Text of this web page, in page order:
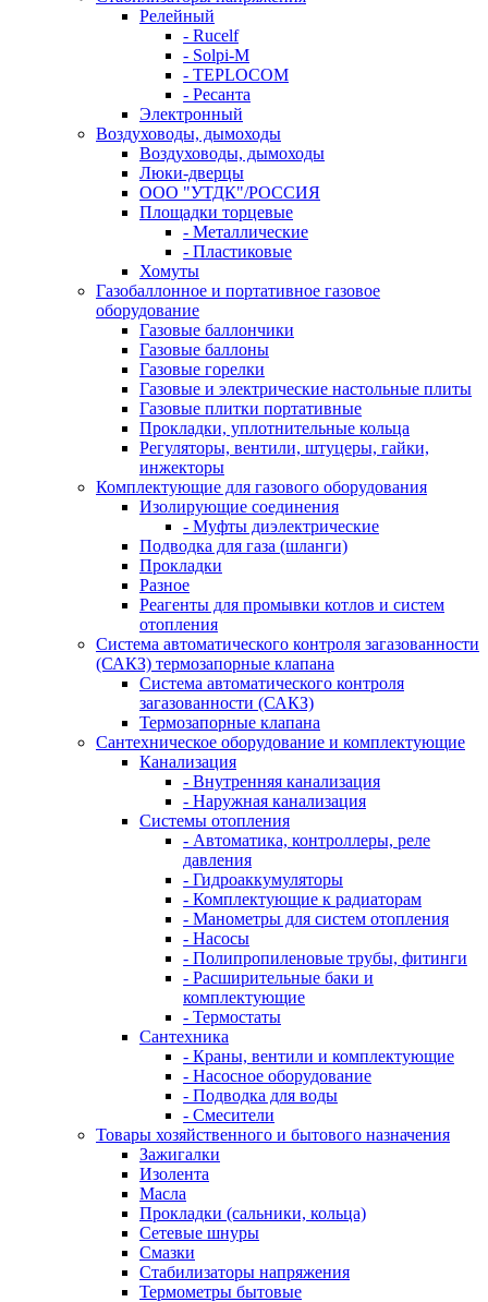
Релейный
- Rucelf
- Solpi-M
- TEPLOCOM
- Ресанта
Электронный
Воздуховоды, дымоходы
Воздуховоды, дымоходы
Люки-дверцы
ООО "УТДК"/РОССИЯ
Площадки торцевые
- Металлические
- Пластиковые
Хомуты
Газобаллонное и портативное газовое
оборудование
Газовые баллончики
Газовые баллоны
Газовые горелки
Газовые и электрические настольные плиты
Газовые плитки портативные
Прокладки, уплотнительные кольца
Регуляторы, вентили, штуцеры, гайки,
инжекторы
Комплектующие для газового оборудования
Изолирующие соединения
- Муфты диэлектрические
Подводка для газа (шланги)
Прокладки
Разное
Реагенты для промывки котлов и систем
отопления
Система автоматического контроля загазованности
(САКЗ) термозапорные клапана
Система автоматического контроля
загазованности (САКЗ)
Термозапорные клапана
Сантехническое оборудование и комплектующие
Канализация
- Внутренняя канализация
- Наружная канализация
Системы отопления
- Автоматика, контроллеры, реле
давления
- Гидроаккумуляторы
- Комплектующие к радиаторам
- Манометры для систем отопления
- Насосы
- Полипропиленовые трубы, фитинги
- Расширительные баки и
комплектующие
- Термостаты
Сантехника
- Краны, вентили и комплектующие
- Насосное оборудование
- Подводка для воды
- Смесители
Товары хозяйственного и бытового назначения
Зажигалки
Изолента
Масла
Прокладки (сальники, кольца)
Сетевые шнуры
Смазки
Стабилизаторы напряжения
Термометры бытовые